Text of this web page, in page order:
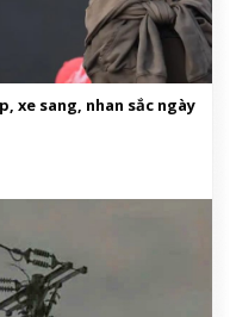
xe sang, nhan sắc ngày